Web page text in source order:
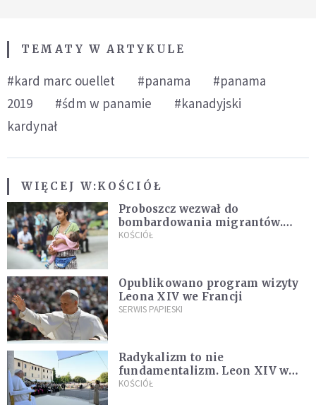
TEMATY W ARTYKULE
#kard marc ouellet #panama
#panama
2019
#śdm w panamie
#kanadyjski
kardynał
WIĘCEJ W:KOŚCIÓŁ
Proboszcz wezwał do
bombardowania migrantów.
"Masowy ogień przeciwko
KOŚCIÓŁ
Opublikowano program wizyty
Leona XIV we Francji
SERWIS PAPIESKI
Radykalizm to nie
fundamentalizm. Leon XIV w
Asyżu
KOŚCIÓŁ